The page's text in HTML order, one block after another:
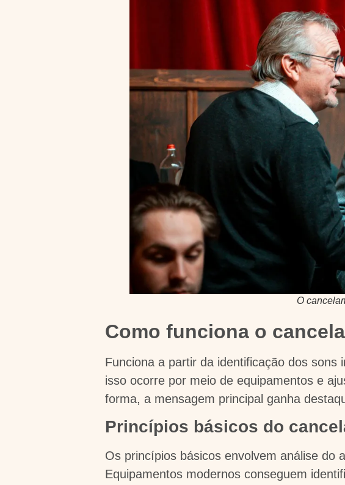
O
Como funciona o
Funciona a partir da identificação dos sons
isso ocorre por meio de equipamentos e
forma, a mensagem principal ganha
Princípios básicos do
Os princípios básicos envolvem análise do
Equipamentos modernos conseguem